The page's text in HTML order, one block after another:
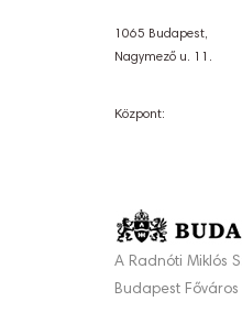
1065 Budapest,
Nagymező u. 11.
Központ:
A Radnóti Miklós
Budapest